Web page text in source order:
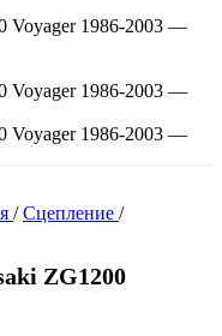
/ Сцепление /
ZG1200